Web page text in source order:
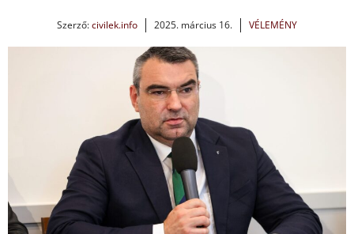
Szerző:civilek.info 2025. március 16. VÉLEMÉNY